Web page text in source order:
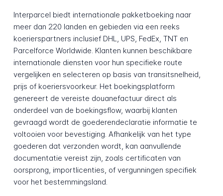
Interparcel biedt internationale pakketboeking naar
meer dan 220 landen en gebieden via een reeks
koerierspartners inclusief DHL, UPS, FedEx, TNT en
Parcelforce Worldwide. Klanten kunnen beschikbare
internationale diensten voor hun specifieke route
vergelijken en selecteren op basis van transitsnelheid,
prijs of koeriersvoorkeur. Het boekingsplatform
genereert de vereiste douanefactuur direct als
onderdeel van de boekingsflow, waarbij klanten
gevraagd wordt de goederen­declaratie informatie te
voltooien voor bevestiging. Afhankelijk van het type
goederen dat verzonden wordt, kan aanvullende
documentatie vereist zijn, zoals certificaten van
oorsprong, importlicenties, of vergunningen specifiek
voor het bestemmingsland.